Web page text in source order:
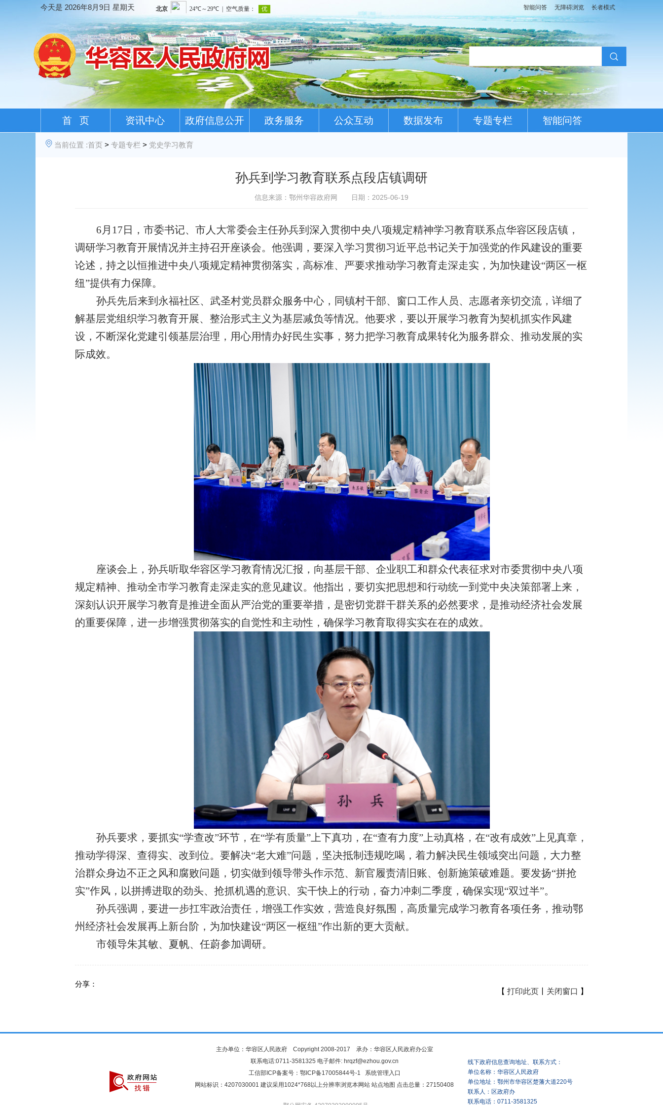
1 2 3
今天是 2026年8月9日 星期天 智能问答 无障碍浏览 长者模式
首 页 资讯中心 政府信息公开 政务服务 公众互动 数据发布 专题专栏 智能问答
当前位置 :首页 > 专题专栏 > 党史学习教育
孙兵到学习教育联系点段店镇调研
信息来源：鄂州华容政府网 日期：2025-06-19
6月17日，市委书记、市人大常委会主任孙兵到深入贯彻中央八项规定精神学习教育联系点华容区段店镇，
调研学习教育开展情况并主持召开座谈会。他强调，要深入学习贯彻习近平总书记关于加强党的作风建设的重要
论述，持之以恒推进中央八项规定精神贯彻落实，高标准、严要求推动学习教育走深走实，为加快建设“两区一枢
纽”提供有力保障。
孙兵先后来到永福社区、武圣村党员群众服务中心，同镇村干部、窗口工作人员、志愿者亲切交流，详细了
解基层党组织学习教育开展、整治形式主义为基层减负等情况。他要求，要以开展学习教育为契机抓实作风建
设，不断深化党建引领基层治理，用心用情办好民生实事，努力把学习教育成果转化为服务群众、推动发展的实
际成效。
座谈会上，孙兵听取华容区学习教育情况汇报，向基层干部、企业职工和群众代表征求对市委贯彻中央八项
规定精神、推动全市学习教育走深走实的意见建议。他指出，要切实把思想和行动统一到党中央决策部署上来，
深刻认识开展学习教育是推进全面从严治党的重要举措，是密切党群干群关系的必然要求，是推动经济社会发展
的重要保障，进一步增强贯彻落实的自觉性和主动性，确保学习教育取得实实在在的成效。
孙兵要求，要抓实“学查改”环节，在“学有质量”上下真功，在“查有力度”上动真格，在“改有成效”上见真章，
推动学得深、查得实、改到位。要解决“老大难”问题，坚决抵制违规吃喝，着力解决民生领域突出问题，大力整
治群众身边不正之风和腐败问题，切实做到领导带头作示范、新官履责清旧账、创新施策破难题。要发扬“拼抢
实”作风，以拼搏进取的劲头、抢抓机遇的意识、实干快上的行动，奋力冲刺二季度，确保实现“双过半”。
孙兵强调，要进一步扛牢政治责任，增强工作实效，营造良好氛围，高质量完成学习教育各项任务，推动鄂
州经济社会发展再上新台阶，为加快建设“两区一枢纽”作出新的更大贡献。
市领导朱其敏、夏帆、任蔚参加调研。
分享：
【 打印此页 关闭窗口 】
主办单位：华容区人民政府 Copyright 2008-2017 承办：华容区人民政府办公室
联系电话:0711-3581325 电子邮件: hrqzf@ezhou.gov.cn
工信部ICP备案号： 鄂ICP备17005844号-1
系统管理入口
网站标识：4207030001 建议采用1024*768以上分辨率浏览本网站 站点地图 点击总量： 27150408
线下政府信息查询地址、联系方式：
单位名称：华容区人民政府
单位地址：鄂州市华容区楚藩大道220号
联系人：区政府办
联系电话：0711-3581325